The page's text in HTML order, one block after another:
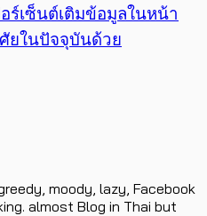
ร์เซ็นต์เติมข้อมูลในหน้า
ยในปัจจุบันด้วย
moody, lazy, Facebook
almost Blog in Thai but